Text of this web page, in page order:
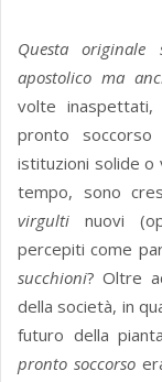
Questa
apostolicoma
volte
pronto
istituzioni solide o
tempo, sono
virgulti nuovi
percepiti come
succhioni? Oltre
della società, in
futuro della
pronto soccorso